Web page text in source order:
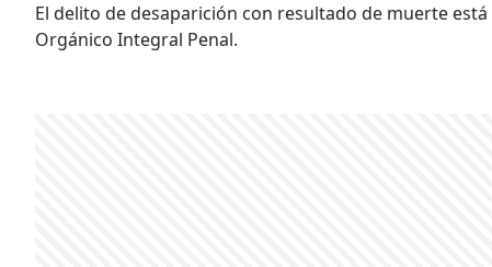
El delito de desaparición con resultado de muerte
Orgánico Integral Penal.